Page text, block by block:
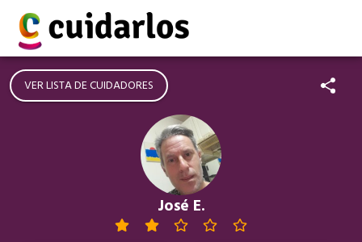
VER LISTA DE CUIDADORES
José E.